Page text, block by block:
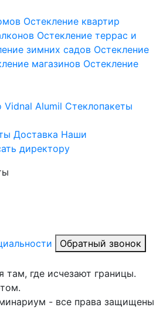
Остекление квартир
Остекление террас и
зимних садов Остекление
магазинов Остекление
Vidnal Alumil Стеклопакеты
Доставка Наши
директору
Обратный звонок
там, где исчезают границы.
- все права защищены